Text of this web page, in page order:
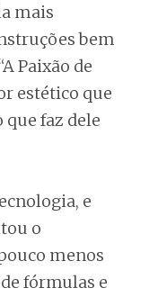
mais
bem
Paixão de
estético que
que faz dele
e
o
menos
fórmulas e